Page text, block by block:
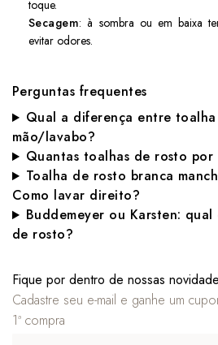
toque.
Secagem: à sombra ou em baixa
evitar odores.
Perguntas frequentes
Qual a diferença entre
mão/lavabo?
Quantas toalhas de rosto por
Toalha de rosto branca
Como lavar direito?
Buddemeyer ou Karsten:
de rosto?
Fique por dentro de nossas
Cadastre seu e-mail e ganhe um
1ª compra